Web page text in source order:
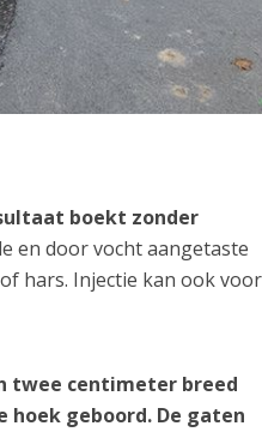
boekt zonder
en door vocht aangetaste
hars. Injectie kan ook voor
twee centimeter breed
geboord. De gaten